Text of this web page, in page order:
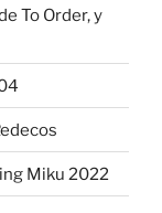
To Order, y
Miku 2022